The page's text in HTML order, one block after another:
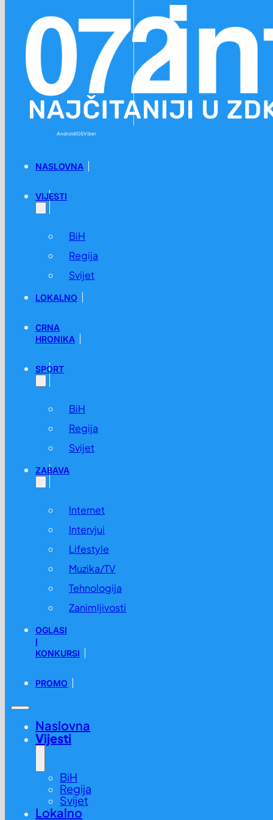
AndroidiOSViber
NASLOVNA
VIJESTI
BiH
Regija
Svijet
LOKALNO
CRNA
HRONIKA
SPORT
BiH
Regija
Svijet
ZABAVA
Internet
Intervjui
Lifestyle
Muzika/TV
Tehnologija
Zanimljivosti
OGLASI
I
KONKURSI
PROMO
Naslovna
Vijesti
BiH
Regija
Svijet
Lokalno